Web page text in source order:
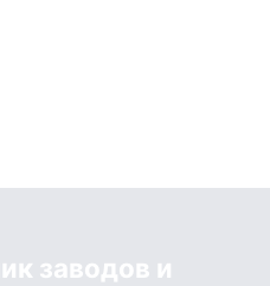
заводов и